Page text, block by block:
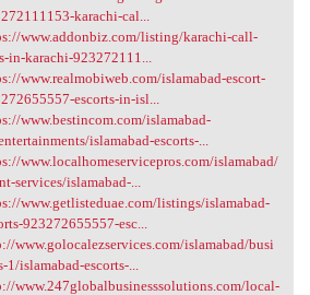
karachi-cal...
www.addonbiz.com/listing/karachi-call-
in-karachi-923272111...
www.realmobiweb.com/islamabad-escort-
escorts-in-isl...
www.bestincom.com/islamabad-
islamabad-escorts-...
www.localhomeservicepros.com/islamabad/
services/islamabad-...
www.getlisteduae.com/listings/islamabad-
923272655557-esc...
www.golocalezservices.com/islamabad/busi
1/islamabad-escorts-...
www.247globalbusinesssolutions.com/local-